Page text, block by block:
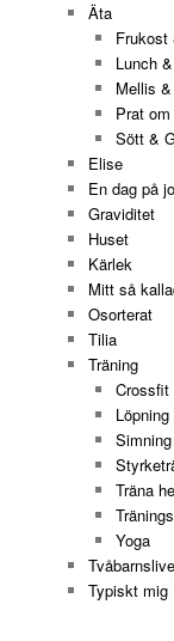
Äta
Frukost
Lunch
Mellis
Prat
Sött &
Elise
En dag på
Graviditet
Huset
Kärlek
Mitt så
Osorterat
Tilia
Träning
Crossfit
Löpning
Simning
Träna
Yoga
Typiskt mig